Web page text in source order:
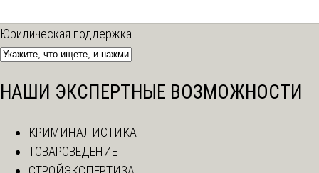
Юридическая поддержка
НАШИ ЭКСПЕРТНЫЕ ВОЗМОЖНОСТИ
КРИМИНАЛИСТИКА
ТОВАРОВЕДЕНИЕ